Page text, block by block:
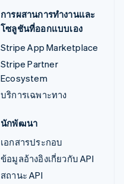
การผสานการทำงานและ
โซลูชันที่ออกแบบเอง
Stripe App Marketplace
Stripe Partner
Ecosystem
บริการเฉพาะทาง
นักพัฒนา
เอกสารประกอบ
ข้อมูลอ้างอิงเกี่ยวกับ API
สถานะ API